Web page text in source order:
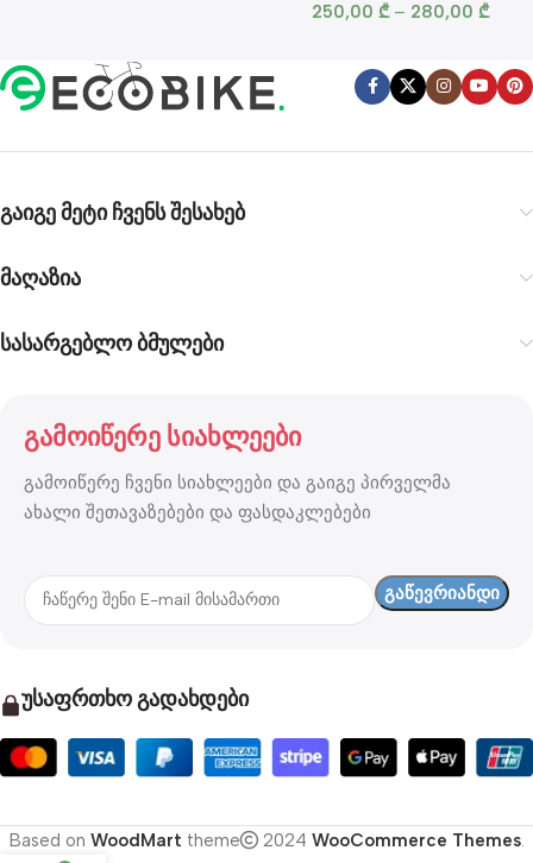
250,00 ₾ – 280,00 ₾
გაიგე მეტი ჩვენს შესახებ
მაღაზია
სასარგებლო ბმულები
გამოიწერე სიახლეები
გამოიწერე ჩვენი სიახლეები და გაიგე პირველმა
ახალი შეთავაზებები და ფასდაკლებები
უსაფრთხო გადახდები
Based on WoodMart theme 2024 WooCommerce Themes.